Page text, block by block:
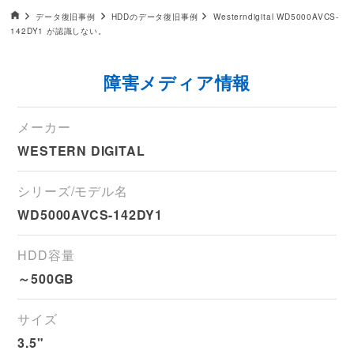
データ復旧HOME
データ復旧事例 HDDのデータ復旧事例
Westerndigital WD5000AVCS-
142DY1 が認識しない。
障害メディア情報
メーカー
WESTERN DIGITAL
シリーズ/モデル名
WD5000AVCS-142DY1
HDD容量
～500GB
サイズ
3.5"